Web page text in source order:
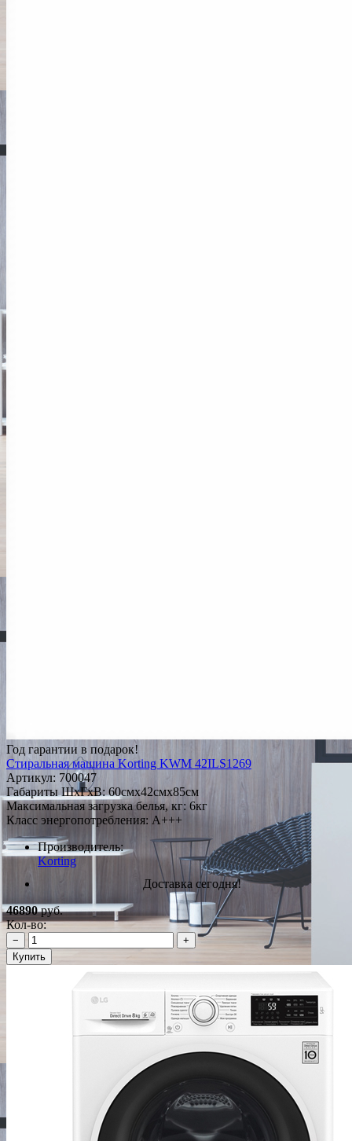
Год гарантии в подарок!
Стиральная машина Korting KWM 42ILS1269
Артикул: 700047
Габариты ШxГxВ: 60смx42смx85см
Максимальная загрузка белья, кг: 6кг
Класс энергопотребления: A+++
Производитель:
Korting
Доставка сегодня!
46890руб.
Кол-во:
−
+
Купить